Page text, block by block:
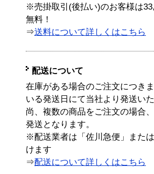
※売掛取引(後払い)のお客様は
無料！
⇒送料について詳しくはこちら
配送について
在庫がある場合のご注文につき
いる発送日にて当社より発送い
尚、複数の商品をご注文の場合
発送となります。
※配送業者は「佐川急便」また
けます
⇒配送について詳しくはこちら